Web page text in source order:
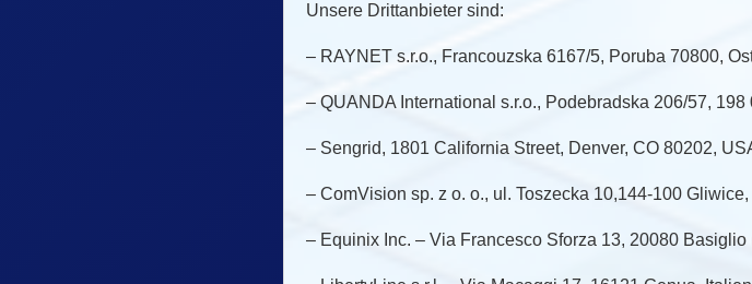
Unsere Drittanbieter sind:
– RAYNET s.r.o., Francouzska 6167/5, Poruba 70800,
– QUANDA International s.r.o., Podebradska 206/57,
– Sengrid, 1801 California Street, Denver, CO 80202,
– ComVision sp. z o. o., ul. Toszecka 10,144-100
– Equinix Inc. – Via Francesco Sforza 13, 20080 Basiglio